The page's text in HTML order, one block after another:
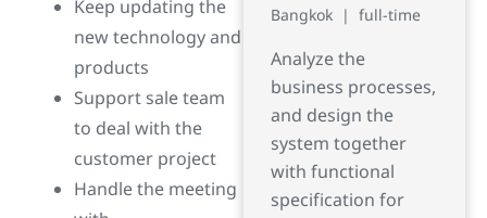
Keep updating the
new technology and
products
Support sale team
to deal with the
customer project
Handle the meeting
Bangkok | full-time
Analyze the
business processes,
and design the
system together
with functional
specification for